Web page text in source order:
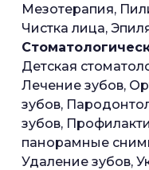
Мезотерапия,
Чистка лица,
Детская
Лечение зубов,
зубов,
зубов,
панорамные
Удаление зубов,